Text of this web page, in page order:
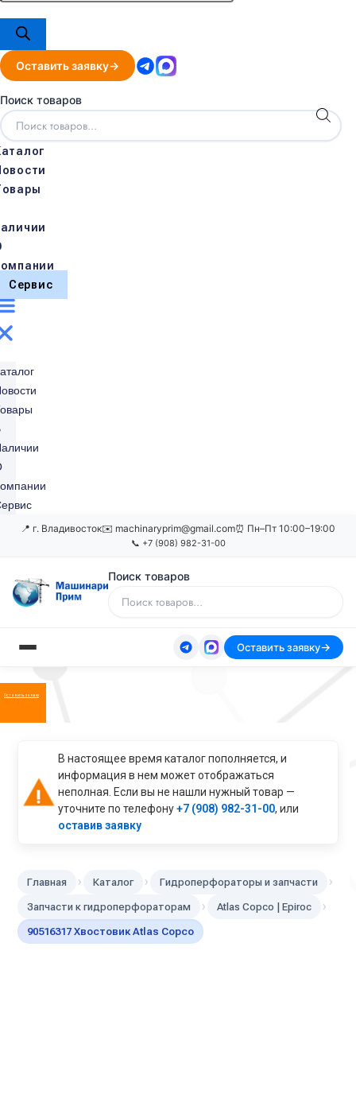
Оставить заявку
Поиск товаров
Сервис
📍 г. Владивосток✉️ machinaryprim@gmail.com⏰ Пн–Пт 10:00–19:00
📞 +7 (908) 982-31-00
Поиск товаров
Оставить заявку
Оставить заявку
В настоящее время каталог пополняется, и
информация в нем может отображаться
неполная. Если вы не нашли нужный товар —
уточните по телефону+7 (908) 982-31-00, или
оставив заявку
Главная › Каталог › Гидроперфораторы и запчасти ›
Запчасти к гидроперфораторам › Atlas Copco | Epiroc ›
90516317 Хвостовик Atlas Copco